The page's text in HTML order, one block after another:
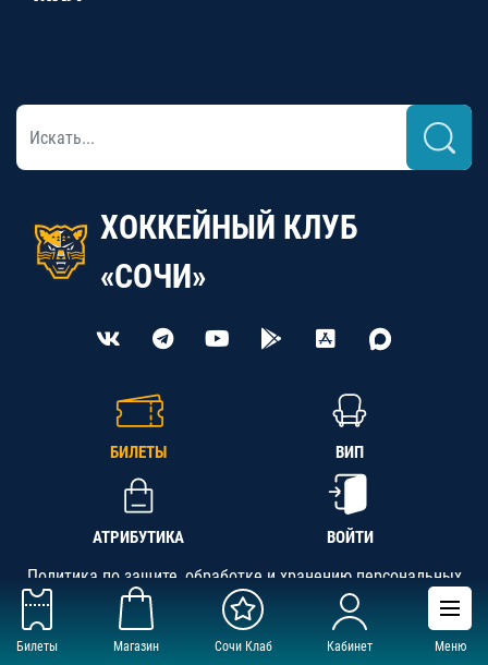
Билеты Магазин Сочи Клаб Кабинет Меню
ХОККЕЙНЫЙ КЛУБ
«СОЧИ»
БИЛЕТЫ ВИП
АТРИБУТИКА ВОЙТИ
Политика по защите, обработке и хранению персональных
данных
АНО «СК «Кубань-Регион», ОГРН 1142300002349,